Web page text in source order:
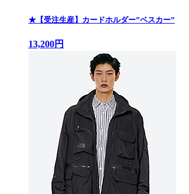
★【受注生産】カードホルダー”ベスカー”
13,200円